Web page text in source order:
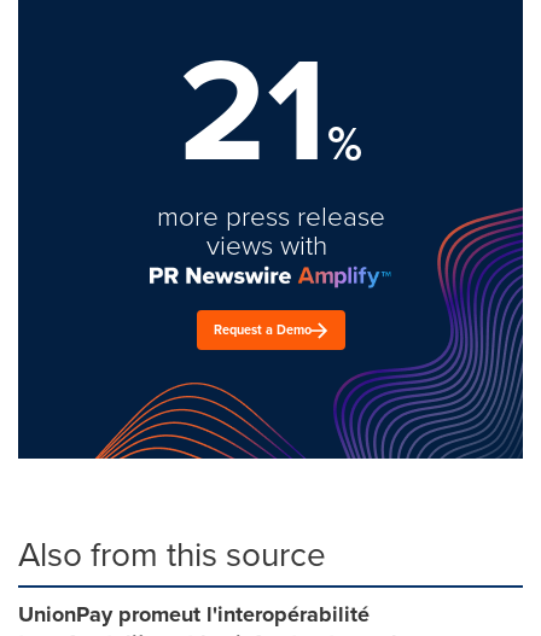
21%
more press release
views with
Request a Demo
Also from this source
UnionPay promeut l'interopérabilité